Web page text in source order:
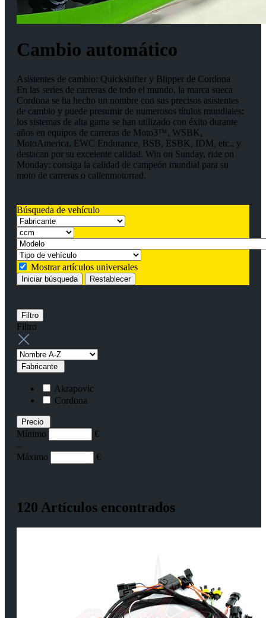
Cambio automático
Asistentes de cambio: Quickshifter y Blipper de Cordona
En las series de carreras de todo el mundo, la marca sueca
Cordona se ha hecho un nombre con sus precisos asistentes
de cambio y puede presumir de numerosos títulos mundiales:
los sistemas de alta gama se han utilizado con éxito durante
años en equipos de carreras de Moto3™, WSBK,
MotoAmerica, EWC Endurance, BSB, ESBK, IDM, etc., y
destacan por su excelente calidad. Win on Sunday, ride on
Monday: consiga la calidad de campeón mundial para su
moto de carreras o callenmotorrad.
Búsqueda de vehículo
Mostrar artículos universales
Iniciar búsqueda Restablecer
Filtro
Filtro
Fabricante
Akrapovic
Cordona
Precio
Mínimo
€
–
Máximo
€
120 Artículos encontrados